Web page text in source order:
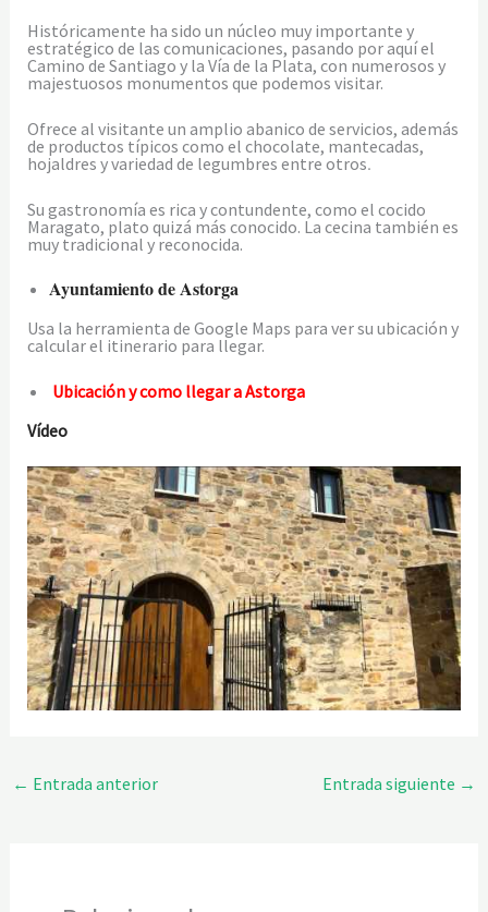
Históricamente ha sido un núcleo muy importante y
estratégico de las comunicaciones, pasando por aquí el
Camino de Santiago y la Vía de la Plata, con numerosos y
majestuosos monumentos que podemos visitar.
Ofrece al visitante un amplio abanico de servicios, además
de productos típicos como el chocolate, mantecadas,
hojaldres y variedad de legumbres entre otros.
Su gastronomía es rica y contundente, como el cocido
Maragato, plato quizá más conocido. La cecina también es
muy tradicional y reconocida.
Ayuntamiento de Astorga
Usa la herramienta de Google Maps para ver su ubicación y
calcular el itinerario para llegar.
Ubicación y como llegar a Astorga
Vídeo
← Entrada anterior Entrada siguiente →